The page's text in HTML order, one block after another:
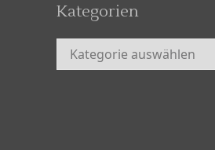
Kategorien
Kategorien